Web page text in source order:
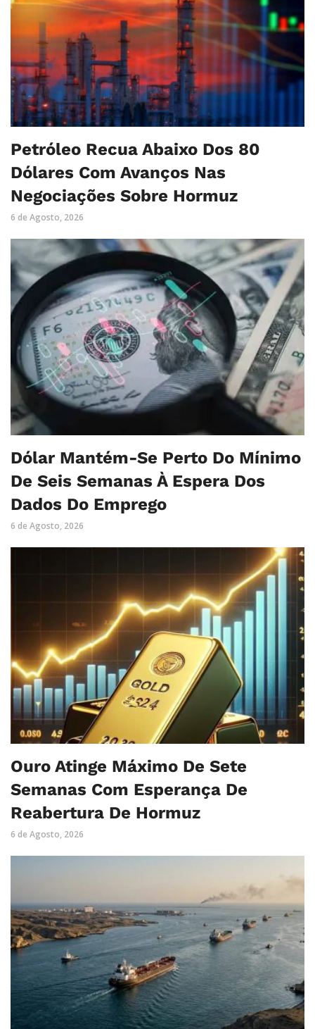
Petróleo Recua Abaixo Dos 80
Dólares Com Avanços Nas
Negociações Sobre Hormuz
6 de Agosto, 2026
Dólar Mantém-Se Perto Do Mínimo
De Seis Semanas À Espera Dos
Dados Do Emprego
6 de Agosto, 2026
Ouro Atinge Máximo De Sete
Semanas Com Esperança De
Reabertura De Hormuz
6 de Agosto, 2026